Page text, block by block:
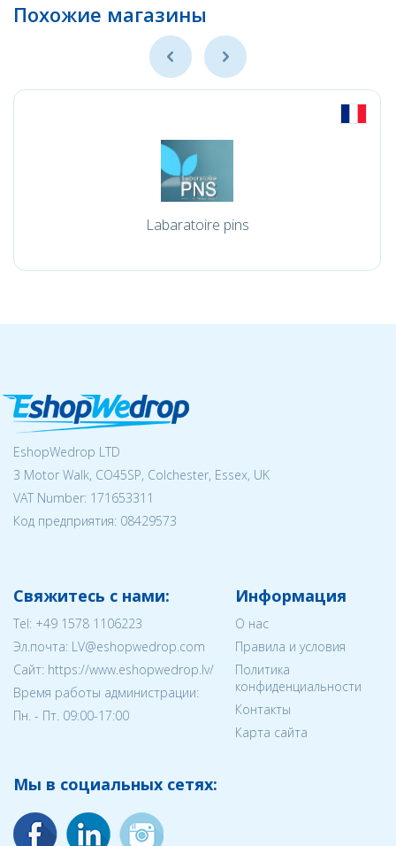
Похожие магазины
Labaratoire pins
EshopWedrop LTD
3 Motor Walk, CO45SP, Colchester, Essex, UK
VAT Number: 171653311
Код предприятия: 08429573
Свяжитесь с нами:
Tel: +49 1578 1106223
Эл.почта: LV@eshopwedrop.com
Cайт: https://www.eshopwedrop.lv/
Время работы администрации:
Пн. - Пт. 09:00-17:00
Информация
О нас
Правила и условия
Политика
конфиденциальности
Контакты
Карта сайта
Мы в социальных сетях: